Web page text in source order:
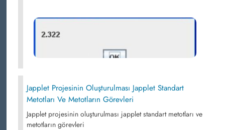
Japplet Projesinin Oluşturulması Japplet Standart
Metotları Ve Metotların Görevleri
Japplet projesinin oluşturulması japplet standart metotları ve
metotların görevleri